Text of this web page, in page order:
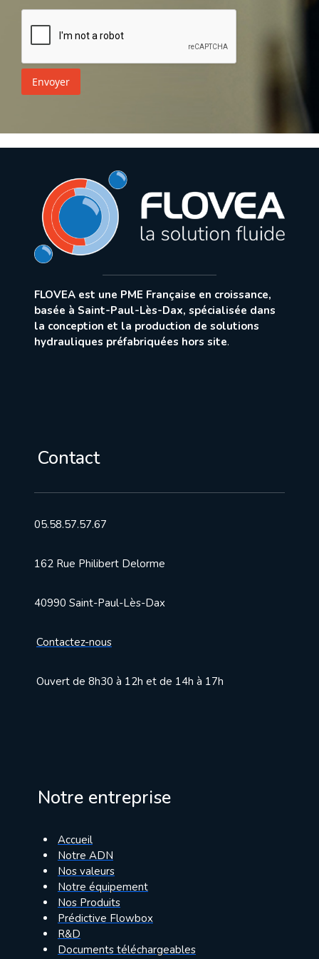
Envoyer
FLOVEA est une PME Française en croissance,
basée à Saint-Paul-Lès-Dax, spécialisée dans
la conception et la production de solutions
hydrauliques préfabriquées hors site.
Contact
05.58.57.57.67
162 Rue Philibert Delorme
40990 Saint-Paul-Lès-Dax
Contactez-nous
Ouvert de 8h30 à 12h et de 14h à 17h
Notre entreprise
Accueil
Notre ADN
Nos valeurs
Notre équipement
Nos Produits
Prédictive Flowbox
R&D
Documents téléchargeables